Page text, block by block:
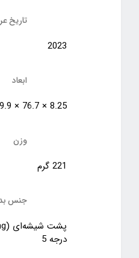
تاریخ
2023
ابعاد
8.25 × 76.7 × 159.9 میلی‌متر
وزن
221 گرم
جنس
درجه 5